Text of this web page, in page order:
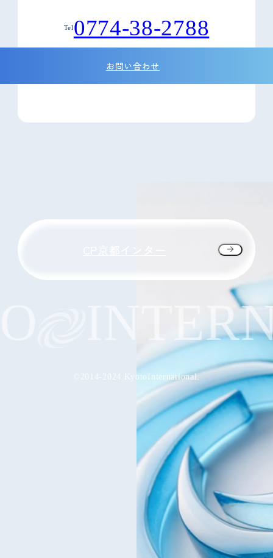
Tel 0774-38-2788
お問い合わせ
©2014-2024 KyotoInternational.